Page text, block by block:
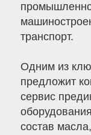
транспорт.
Одним из
предложит
сервис
состав